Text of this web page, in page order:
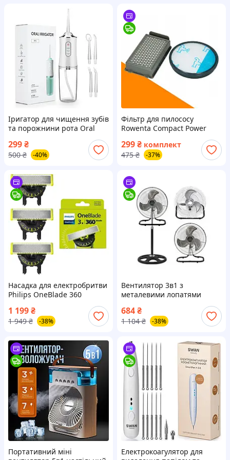
Іригатор для чищення зубів
та порожнини рота Oral
Irrigator з акумулятором та
4 змінними насадками
Білий
299₴
500 ₴ -40%
Фільтр для пилососу
Rowenta Compact Power
пилососу Ровента RO3786ea
299₴ комплект
475 ₴ -37%
Насадка для електробритви
Philips OneBlade 360
1 199₴
1 949 ₴ -38%
Вентилятор 3в1 з
металевими лопатями
684₴
1 104 ₴ -38%
Портативний міні
Електрокоагулятор для